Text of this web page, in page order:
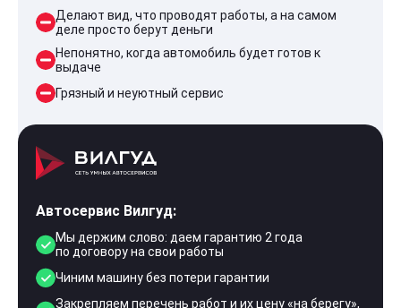
Делают вид, что проводят работы, а на самом
деле просто берут деньги
Непонятно, когда автомобиль будет готов к
выдаче
Грязный и неуютный сервис
Автосервис Вилгуд:
Мы держим слово: даем гарантию 2 года
по договору на свои работы
Чиним машину без потери гарантии
Закрепляем перечень работ и их цену «на берегу»,